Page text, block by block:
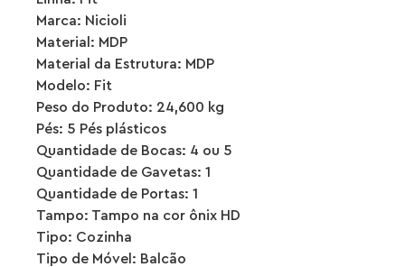
Marca: Nicioli
Material: MDP
Material da Estrutura: MDP
Modelo: Fit
Peso do Produto: 24,600 kg
Pés: 5 Pés plásticos
Quantidade de Bocas: 4 ou 5
Quantidade de Gavetas: 1
Quantidade de Portas: 1
Tampo: Tampo na cor ônix HD
Tipo: Cozinha
Tipo de Móvel: Balcão